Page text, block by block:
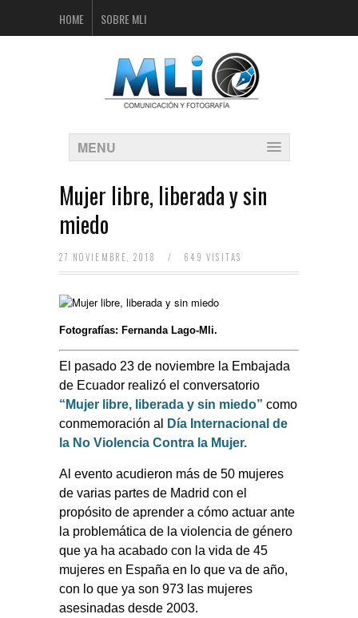
HOME SOBRE MLI
MENU
Mujer libre, liberada y sin
miedo
27 NOVIEMBRE, 2018 / 649 VISITAS
Fotografías: Fernanda Lago-Mli.
El pasado 23 de noviembre la Embajada
de Ecuador realizó el conversatorio
“Mujer libre, liberada y sin miedo” como
conmemoración al
Día Internacional de
la No Violencia Contra la Mujer.
Al evento acudieron más de 50 mujeres
de varias partes de Madrid con el
propósito de aprender a cómo actuar ante
la problemática de la violencia de género
que ya ha acabado con la vida de 45
mujeres en España en lo que va de año,
con lo que ya son 973 las mujeres
asesinadas desde 2003.